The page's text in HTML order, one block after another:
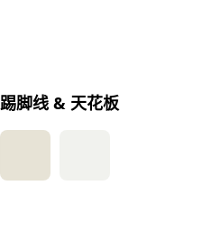
踢脚线 & 天花板